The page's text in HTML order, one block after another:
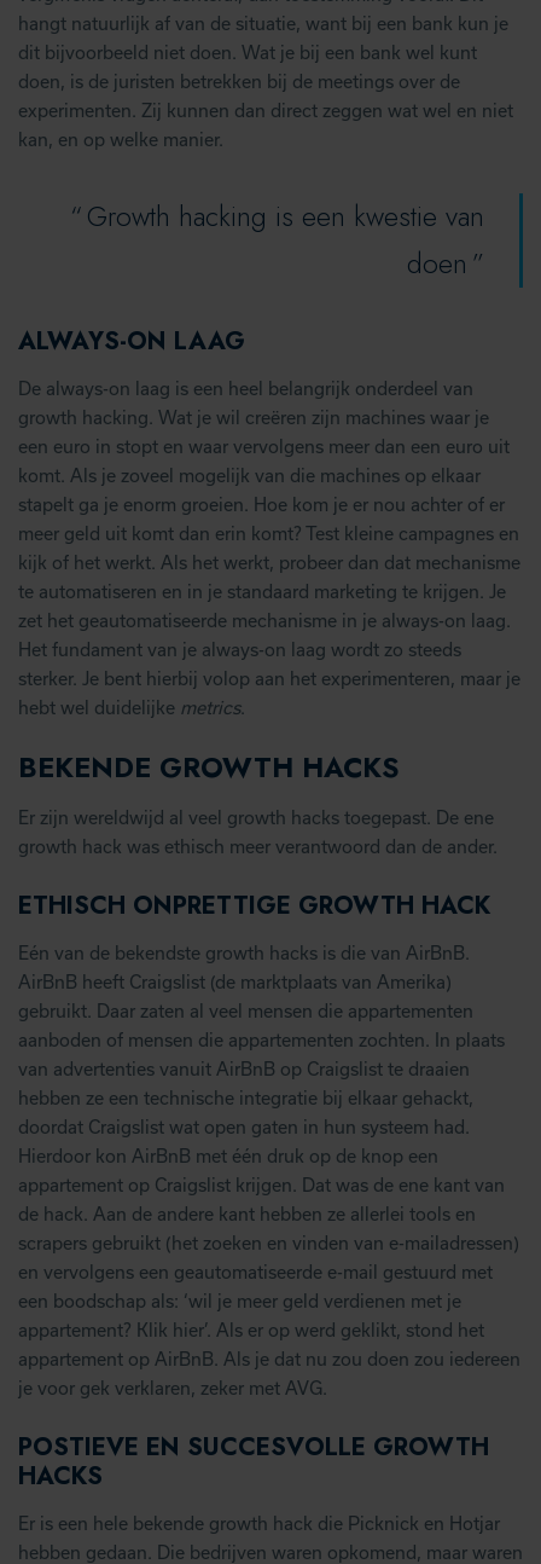
hangt natuurlijk af van de situatie, want bij een bank kun je
dit bijvoorbeeld niet doen. Wat je bij een bank wel kunt
doen, is de juristen betrekken bij de meetings over de
experimenten. Zij kunnen dan direct zeggen wat wel en niet
kan, en op welke manier.
Growth hacking is een kwestie van
doen
ALWAYS-ON LAAG
De always-on laag is een heel belangrijk onderdeel van
growth hacking. Wat je wil creëren zijn machines waar je
een euro in stopt en waar vervolgens meer dan een euro uit
komt. Als je zoveel mogelijk van die machines op elkaar
stapelt ga je enorm groeien. Hoe kom je er nou achter of er
meer geld uit komt dan erin komt? Test kleine campagnes en
kijk of het werkt. Als het werkt, probeer dan dat mechanisme
te automatiseren en in je standaard marketing te krijgen. Je
zet het geautomatiseerde mechanisme in je always-on laag.
Het fundament van je always-on laag wordt zo steeds
sterker. Je bent hierbij volop aan het experimenteren, maar je
hebt wel duidelijke metrics.
BEKENDE GROWTH HACKS
Er zijn wereldwijd al veel growth hacks toegepast. De ene
growth hack was ethisch meer verantwoord dan de ander.
ETHISCH ONPRETTIGE GROWTH HACK
Eén van de bekendste growth hacks is die van AirBnB.
AirBnB heeft Craigslist (de marktplaats van Amerika)
gebruikt. Daar zaten al veel mensen die appartementen
aanboden of mensen die appartementen zochten. In plaats
van advertenties vanuit AirBnB op Craigslist te draaien
hebben ze een technische integratie bij elkaar gehackt,
doordat Craigslist wat open gaten in hun systeem had.
Hierdoor kon AirBnB met één druk op de knop een
appartement op Craigslist krijgen. Dat was de ene kant van
de hack. Aan de andere kant hebben ze allerlei tools en
scrapers gebruikt (het zoeken en vinden van e-mailadressen)
en vervolgens een geautomatiseerde e-mail gestuurd met
een boodschap als: ‘wil je meer geld verdienen met je
appartement? Klik hier’. Als er op werd geklikt, stond het
appartement op AirBnB. Als je dat nu zou doen zou iedereen
je voor gek verklaren, zeker met AVG.
POSTIEVE EN SUCCESVOLLE GROWTH
HACKS
Er is een hele bekende growth hack die Picknick en Hotjar
hebben gedaan. Die bedrijven waren opkomend, maar waren